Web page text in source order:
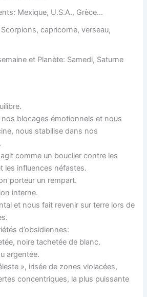
Mexique, U.S.A., Grèce…
capricorne, verseau,
et Planète: Samedi, Saturne
nos blocages émotionnels et nous
nous stabilise dans nos
comme un bouclier contre les
les influences néfastes.
porteur un rempart.
interne.
et nous fait revenir sur terre lors de
d’obsidiennes:
noire tachetée de blanc.
argentée.
», irisée de zones violacées,
concentriques, la plus puissante